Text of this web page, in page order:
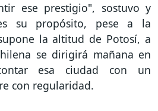
ese prestigio", sostuvo y
su propósito, pese a la
la altitud de Potosí, a
se dirigirá mañana en
esa ciudad con un
con regularidad.